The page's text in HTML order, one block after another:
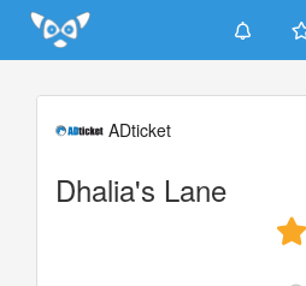
Update cookies preferences
ADticket
Dhalia's Lane